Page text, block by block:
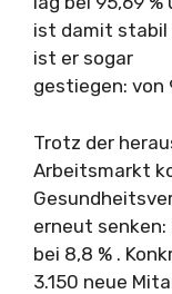
ist damit stabil
ist er sogar
gestiegen: von
Trotz der
Arbeitsmarkt
erneut senken:
bei 8,8 % .
3.150 neue